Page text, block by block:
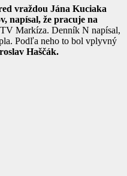
vraždou Jána Kuciaka
napísal, že pracuje na
Markíza. Denník N napísal,
Podľa neho to bol vplyvný
Haščák.